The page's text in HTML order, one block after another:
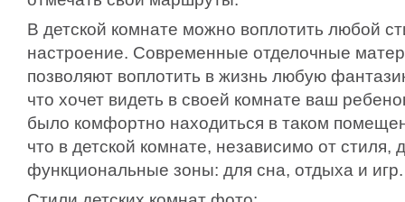
В детской комнате можно воплотить любой
настроение. Современные отделочные
позволяют воплотить в жизнь любую
что хочет видеть в своей комнате ваш
было комфортно находиться в таком
что в детской комнате, независимо от
функциональные зоны: для сна, отдыха и игр.